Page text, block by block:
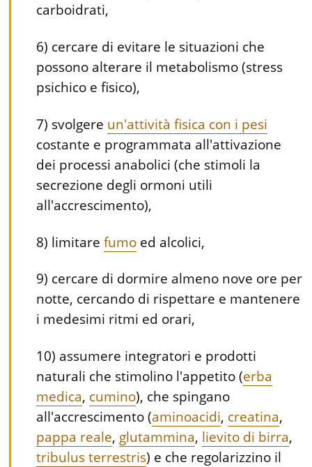
carboidrati,
6) cercare di evitare le situazioni che
possono alterare il metabolismo (stress
psichico e fisico),
7) svolgere un'attività fisica con i pesi
costante e programmata all'attivazione
dei processi anabolici (che stimoli la
secrezione degli ormoni utili
all'accrescimento),
8) limitarefumo ed alcolici,
9) cercare di dormire almeno nove ore per
notte, cercando di rispettare e mantenere
i medesimi ritmi ed orari,
10) assumere integratori e prodotti
naturali che stimolino l'appetito (erba
medica, cumino), che spingano
all'accrescimento (aminoacidi, creatina,
pappa reale, glutammina, lievito di birra,
tribulus terrestris) e che regolarizzino il